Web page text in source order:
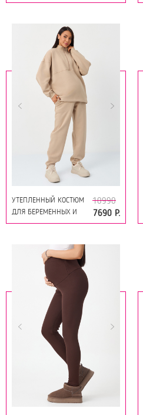
КОРМЯЩИХ 17315
УТЕПЛЕННЫЙ КОСТЮМ
ДЛЯ БЕРЕМЕННЫХ И
КОРМЯЩИХ 17315
10990
7690 Р.